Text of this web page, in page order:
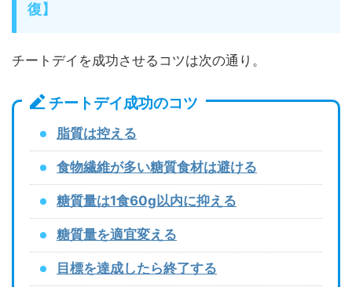
復】
チートデイを成功させるコツは次の通り。
チートデイ成功のコツ
脂質は控える
食物繊維が多い糖質食材は避ける
糖質量は1食60g以内に抑える
糖質量を適宜変える
目標を達成したら終了する